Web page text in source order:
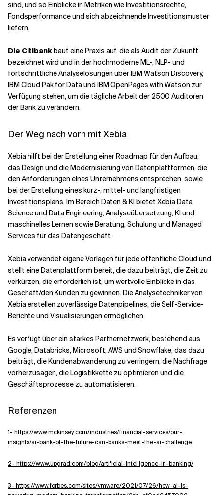
sind, und so Einblicke in Metriken wie Investitionsrechte,
Fondsperformance und sich abzeichnende Investitionsmuster
liefern.
Die Citibankbaut eine Praxis auf, die als Audit der Zukunft
bezeichnet wird und in der hochmoderne ML-, NLP- und
fortschrittliche Analyselösungen über IBM Watson Discovery,
IBM Cloud Pak for Data und IBM OpenPages with Watson zur
Verfügung stehen, um die tägliche Arbeit der 2500 Auditoren
der Bank zu verändern.
Der Weg nach vorn mit Xebia
Xebia hilft bei der Erstellung einer Roadmap für den Aufbau,
das Design und die Modernisierung von Datenplattformen, die
den Anforderungen eines Unternehmens entsprechen, sowie
bei der Erstellung eines kurz-, mittel- und langfristigen
Investitionsplans. Im Bereich Daten & KI bietet Xebia Data
Science und Data Engineering, Analyseübersetzung, KI und
maschinelles Lernen sowie Beratung, Schulung und Managed
Services für das Datengeschäft.
Xebia verwendet eigene Vorlagen für jede öffentliche Cloud und
stellt eine Datenplattform bereit, die dazu beiträgt, die Zeit zu
verkürzen, die erforderlich ist, um wertvolle Einblicke in das
Geschäft/den Kunden zu gewinnen. Die Analysetechniker von
Xebia erstellen zuverlässige Datenpipelines, die Self-Service-
Berichte und Visualisierungen ermöglichen.
Es verfügt über ein starkes Partnernetzwerk, bestehend aus
Google, Databricks, Microsoft, AWS und Snowflake, das dazu
beiträgt, die Kundenabwanderung zu verringern, die Nachfrage
vorherzusagen, die Logistikkette zu optimieren und die
Geschäftsprozesse zu automatisieren.
Referenzen
1- https://www.mckinsey.com/industries/financial-services/our-
insights/ai-bank-of-the-future-can-banks-meet-the-ai-challenge
2- https://www.upgrad.com/blog/artificial-intelligence-in-banking/
3- https://www.forbes.com/sites/vmware/2021/07/26/how-ai-is-